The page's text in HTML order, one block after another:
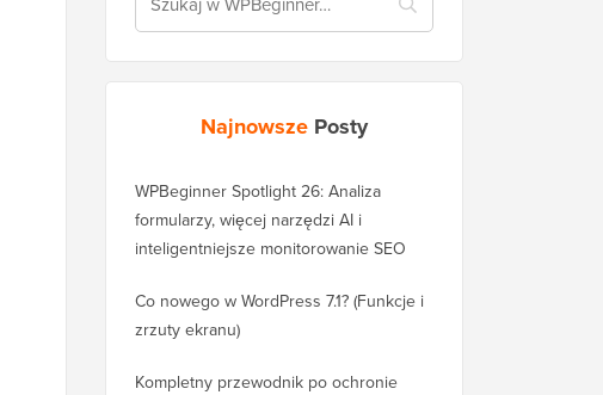
Najnowsze Posty
WPBeginner Spotlight 26: Analiza
formularzy, więcej narzędzi AI i
inteligentniejsze monitorowanie SEO
Co nowego w WordPress 7.1? (Funkcje i
zrzuty ekranu)
Kompletny przewodnik po ochronie